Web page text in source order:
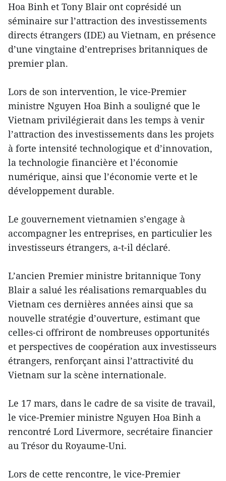
Hoa Binh et Tony Blair ont coprésidé un
séminaire sur l’attraction des investissements
directs étrangers (IDE) au Vietnam, en présence
d’une vingtaine d’entreprises britanniques de
premier plan.
Lors de son intervention, le vice-Premier
ministre Nguyen Hoa Binh a souligné que le
Vietnam privilégierait dans les temps à venir
l’attraction des investissements dans les projets
à forte intensité technologique et d’innovation,
la technologie financière et l’économie
numérique, ainsi que l’économie verte et le
développement durable.
Le gouvernement vietnamien s’engage à
accompagner les entreprises, en particulier les
investisseurs étrangers, a-t-il déclaré.
L’ancien Premier ministre britannique Tony
Blair a salué les réalisations remarquables du
Vietnam ces dernières années ainsi que sa
nouvelle stratégie d’ouverture, estimant que
celles-ci offriront de nombreuses opportunités
et perspectives de coopération aux investisseurs
étrangers, renforçant ainsi l’attractivité du
Vietnam sur la scène internationale.
Le 17 mars, dans le cadre de sa visite de travail,
le vice-Premier ministre Nguyen Hoa Binh a
rencontré Lord Livermore, secrétaire financier
au Trésor du Royaume-Uni.
Lors de cette rencontre, le vice-Premier